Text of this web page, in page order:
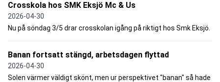
Crosskola hos SMK Eksjö Mc & Us
2026-04-30
Nu på söndag 3/5 drar crosskolan igång på riktigt hos Smk Eksjö.
Banan fortsatt stängd, arbetsdagen flyttad
2026-04-30
Solen värmer väldigt skönt, men ur perspektivet "banan" så hade